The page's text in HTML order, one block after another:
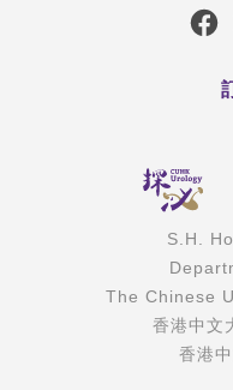
S.H.
The Chinese
香港中文
香港